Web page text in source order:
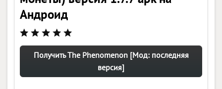
Андроид
Получить The Phenomenon [Мод: последняя
версия]